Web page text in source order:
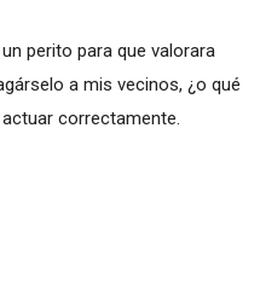
perito para que valorara
a mis vecinos, ¿o qué
correctamente.